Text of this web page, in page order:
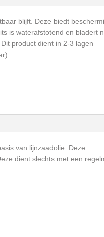
blijft. Deze biedt
is waterafstotend en bladert
product dient in 2-3 lagen
van lijnzaadolie. Deze
dient slechts met een